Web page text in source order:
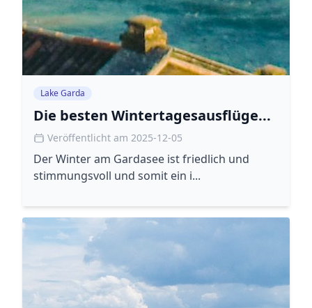
Lake Garda
Die besten Wintertagesausflüge...
Veröffentlicht am 2025-12-05
Der Winter am Gardasee ist friedlich und
stimmungsvoll und somit ein i...